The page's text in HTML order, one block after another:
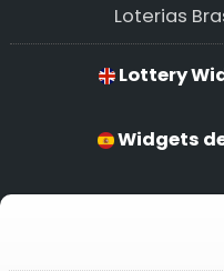
Loterias
Lottery
Widgets
Widgets